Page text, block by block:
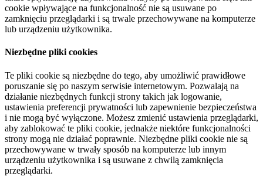
cookie wpływające na funkcjonalność nie są usuwane po
zamknięciu przeglądarki i są trwale przechowywane na komputerze
lub urządzeniu użytkownika.
Niezbędne pliki cookies
Te pliki cookie są niezbędne do tego, aby umożliwić prawidłowe
poruszanie się po naszym serwisie internetowym. Pozwalają na
działanie niezbędnych funkcji strony takich jak logowanie,
ustawienia preferencji prywatności lub zapewnienie bezpieczeństwa
i nie mogą być wyłączone. Możesz zmienić ustawienia przeglądarki,
aby zablokować te pliki cookie, jednakże niektóre funkcjonalności
strony mogą nie działać poprawnie. Niezbędne pliki cookie nie są
przechowywane w trwały sposób na komputerze lub innym
urządzeniu użytkownika i są usuwane z chwilą zamknięcia
przeglądarki.